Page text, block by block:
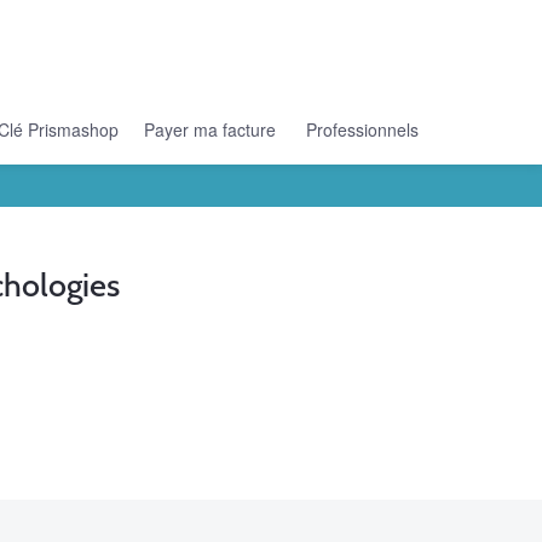
Prismashop Payer ma facture Professionnels